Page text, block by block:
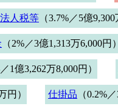
人税等 （3.7%／5億9,300
（2%／3億1,313万6,000円）
／1億3,262万8,000円）
円） 仕掛品 （0.2%